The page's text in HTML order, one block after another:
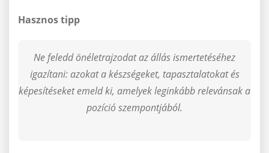
Hasznos tipp
Ne feledd önéletrajzodat az állás ismertetéséhez
igazítani: azokat a készségeket, tapasztalatokat és
képesítéseket emeld ki, amelyek leginkább relevánsak a
pozíció szempontjából.